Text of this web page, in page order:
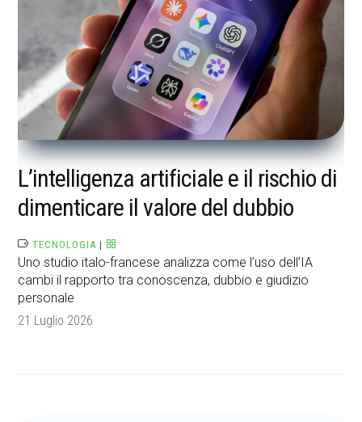
L’intelligenza artificiale e il rischio di
dimenticare il valore del dubbio
TECNOLOGIA |
Uno studio italo-francese analizza come l’uso dell’IA
cambi il rapporto tra conoscenza, dubbio e giudizio
personale
21 Luglio 2026